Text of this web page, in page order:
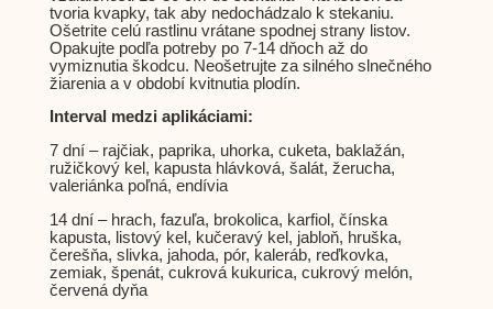
tvoria kvapky, tak aby nedochádzalo k stekaniu.
Ošetrite celú rastlinu vrátane spodnej strany listov.
Opakujte podľa potreby po 7-14 dňoch až do
vymiznutia škodcu. Neošetrujte za silného slnečného
žiarenia a v období kvitnutia plodín.
Interval medzi aplikáciami:
7 dní – rajčiak, paprika, uhorka, cuketa, baklažán,
ružičkový kel, kapusta hlávková, šalát, žerucha,
valeriánka poľná, endívia
14 dní – hrach, fazuľa, brokolica, karfiol, čínska
kapusta, listový kel, kučeravý kel, jabloň, hruška,
čerešňa, slivka, jahoda, pór, kaleráb, reďkovka,
zemiak, špenát, cukrová kukurica, cukrový melón,
červená dyňa